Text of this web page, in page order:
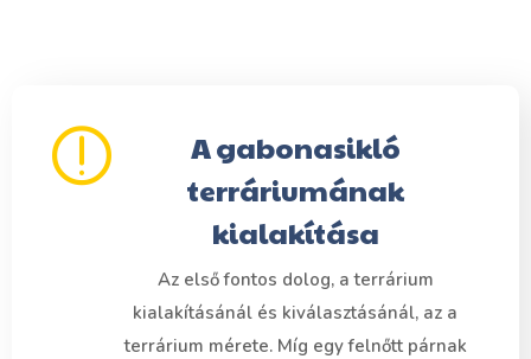
A gabonasikló
terráriumának
kialakítása
Az első fontos dolog, a terrárium
kialakításánál és kiválasztásánál, az a
terrárium mérete. Míg egy felnőtt párnak